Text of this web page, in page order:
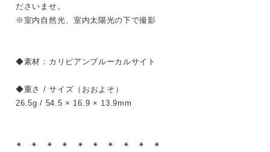
ださいませ。
※室内自然光、室内太陽光の下で撮影
◆素材：カリビアンブルーカルサイト
◆重さ / サイズ（おおよそ）
26.5g / 54.5 × 16.9 × 13.9mm
✴︎ ✴︎ ✴︎ ✴︎ ✴︎ ✴︎ ✴︎ ✴︎ ✴︎ ✴︎